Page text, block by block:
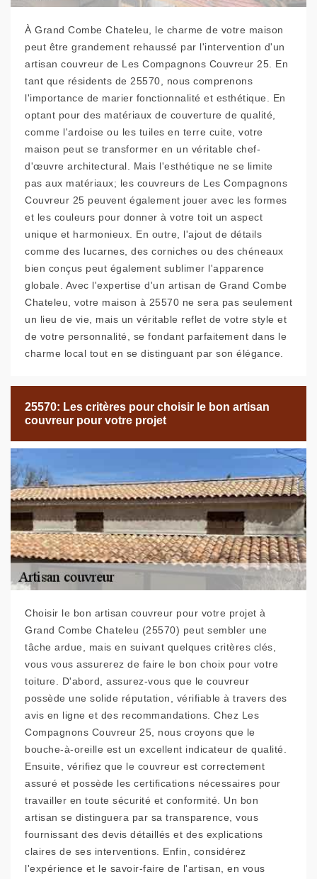
À Grand Combe Chateleu, le charme de votre maison
peut être grandement rehaussé par l'intervention d'un
artisan couvreur de Les Compagnons Couvreur 25. En
tant que résidents de 25570, nous comprenons
l'importance de marier fonctionnalité et esthétique. En
optant pour des matériaux de couverture de qualité,
comme l'ardoise ou les tuiles en terre cuite, votre
maison peut se transformer en un véritable chef-
d'œuvre architectural. Mais l'esthétique ne se limite
pas aux matériaux; les couvreurs de Les Compagnons
Couvreur 25 peuvent également jouer avec les formes
et les couleurs pour donner à votre toit un aspect
unique et harmonieux. En outre, l'ajout de détails
comme des lucarnes, des corniches ou des chéneaux
bien conçus peut également sublimer l'apparence
globale. Avec l'expertise d'un artisan de Grand Combe
Chateleu, votre maison à 25570 ne sera pas seulement
un lieu de vie, mais un véritable reflet de votre style et
de votre personnalité, se fondant parfaitement dans le
charme local tout en se distinguant par son élégance.
25570: Les critères pour choisir le bon artisan
couvreur pour votre projet
Choisir le bon artisan couvreur pour votre projet à
Grand Combe Chateleu (25570) peut sembler une
tâche ardue, mais en suivant quelques critères clés,
vous vous assurerez de faire le bon choix pour votre
toiture. D'abord, assurez-vous que le couvreur
possède une solide réputation, vérifiable à travers des
avis en ligne et des recommandations. Chez Les
Compagnons Couvreur 25, nous croyons que le
bouche-à-oreille est un excellent indicateur de qualité.
Ensuite, vérifiez que le couvreur est correctement
assuré et possède les certifications nécessaires pour
travailler en toute sécurité et conformité. Un bon
artisan se distinguera par sa transparence, vous
fournissant des devis détaillés et des explications
claires de ses interventions. Enfin, considérez
l'expérience et le savoir-faire de l'artisan, en vous